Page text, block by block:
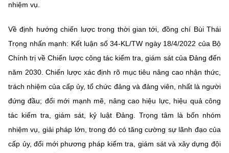
nhiệm vụ.
Về định hướng chiến lược trong thời gian tới, đồng chí Bùi Thái
Trọng nhấn mạnh: Kết luận số 34-KL/TW ngày 18/4/2022 của Bộ
Chính trị về Chiến lược công tác kiểm tra, giám sát của Đảng đến
năm 2030. Chiến lược xác định rõ mục tiêu nâng cao nhận thức,
trách nhiệm của cấp ủy, tổ chức đảng và đảng viên, nhất là người
đứng đầu; đổi mới mạnh mẽ, nâng cao hiệu lực, hiệu quả công
tác kiểm tra, giám sát, kỷ luật Đảng. Trọng tâm là bốn nhóm
nhiệm vụ, giải pháp lớn, trong đó có tăng cường sự lãnh đạo của
cấp ủy, đổi mới phương pháp kiểm tra, giám sát và xây dựng đội